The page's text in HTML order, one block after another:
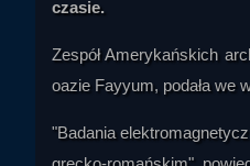
czasie.
Zespół Amerykańskich
oazie Fayyum, podała we
"Badania